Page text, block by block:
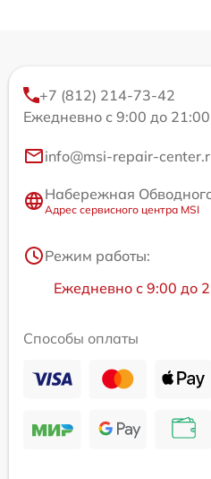
+7 (812) 214-73-42
Ежедневно с 9:00 до 21:00
info@msi-repair-
Набережная
Адрес сервисного центра MSI
Режим работы:
Ежедневно с 9:00 до
Способы оплаты